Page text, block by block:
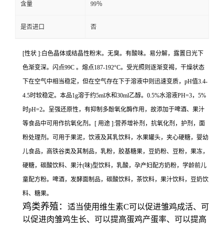
含量 99％
是否进口 否
[性状 ]:白色晶体或结晶性粉末。无臭。有酸味。易分解，露置日光下
色渐变深。闪点99C 。熔点187-192°C。受光照则逐渐变褐，干燥状态
下在空气中相当稳定，但在空气存在下于溶液中则迅速变质，pH值3.4-
4.5时较稳定。本品1g溶于约5ml水和30ml乙醇。0.5%水溶液PH=3，5%
时pH=2。呈强还原性，有抑制多酚氧化酶作用，故添加于啤酒、果汁
等食品中可用作抗氧化剂。[ 用途 ]:营养增补剂，抗氧化剂，护剂，面
粉处理剂。可用于果泥，饮液及其乳饮料，水果罐头，夹心硬糖，婴幼
儿食品，高铁谷类及其制品，乳粉，胶基糖果，豆奶粉、豆粉，果冻，
硬糖，碳酸饮料、果汁(味)型饮料，乳酸，孕产妇配方奶粉，学龄前儿
童配方粉。啤酒，发酵面制品，碳酸饮料，茶饮料，果汁饮料，豆奶饮
料、糖果。
鸡类养殖： 适当使用维生素C可以促进雏鸡成活、可
以促进肉雏鸡生长、可以提高蛋鸡产蛋率、可以提高